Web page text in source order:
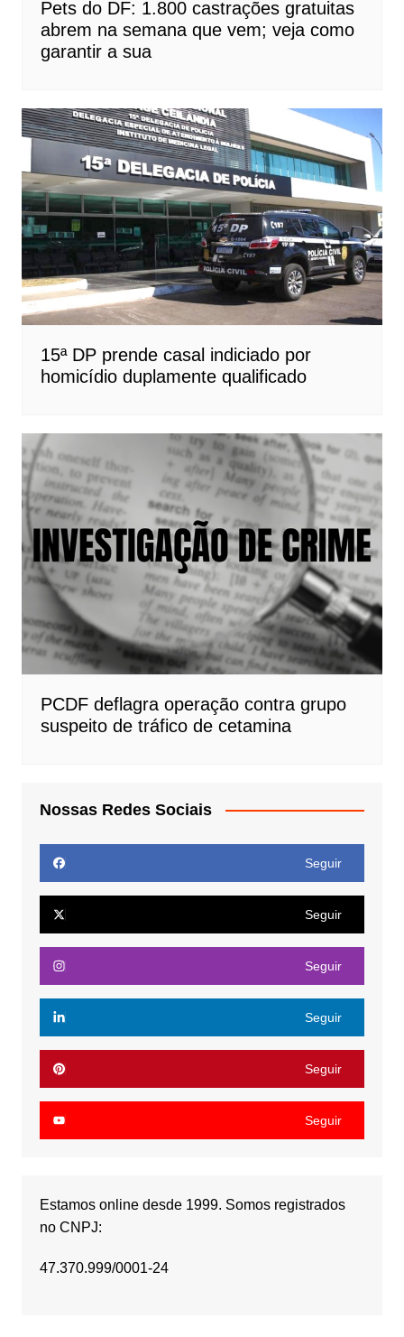
Pets do DF: 1.800 castrações gratuitas
abrem na semana que vem; veja como
garantir a sua
15ª DP prende casal indiciado por
homicídio duplamente qualificado
PCDF deflagra operação contra grupo
suspeito de tráfico de cetamina
Nossas Redes Sociais
Seguir
Seguir
Seguir
Seguir
Seguir
Seguir
Estamos online desde 1999. Somos registrados
no CNPJ:
47.370.999/0001-24